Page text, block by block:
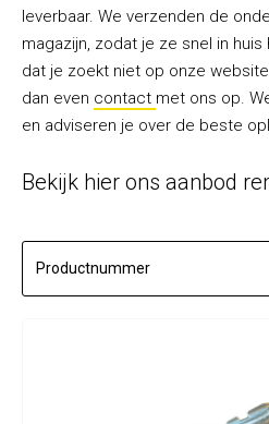
leverbaar. We verzenden de
magazijn, zodat je ze snel in
dat je zoekt niet op onze
dan even contact met ons op.
en adviseren je over de beste
Bekijk hier ons aanbod